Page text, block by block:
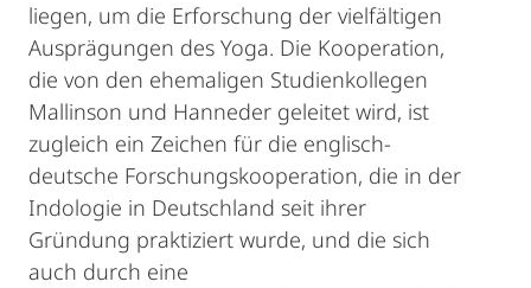
liegen, um die Erforschung der vielfältigen
Ausprägungen des Yoga. Die Kooperation,
die von den ehemaligen Studienkollegen
Mallinson und Hanneder geleitet wird, ist
zugleich ein Zeichen für die englisch-
deutsche Forschungskooperation, die in der
Indologie in Deutschland seit ihrer
Gründung praktiziert wurde, und die sich
auch durch eine